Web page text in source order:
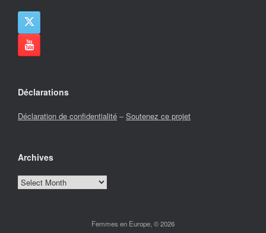
Déclarations
Déclaration de confidentialité –Soutenez ce projet
Archives
Archives
Femmes en Europe, © 2026